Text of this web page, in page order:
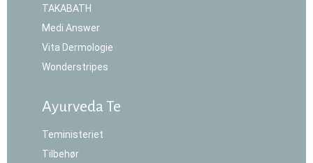
TAKABATH
Medi Answer
Vita Dermologie
Wonderstripes
Ayurveda Te
Teministeriet
Tilbehør